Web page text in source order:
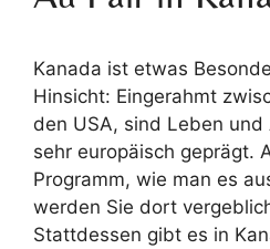
Kanada ist etwas
Hinsicht: Eingerahmt
den USA, sind Leben
sehr europäisch geprägt.
Programm, wie man es
werden Sie dort
Stattdessen gibt es in